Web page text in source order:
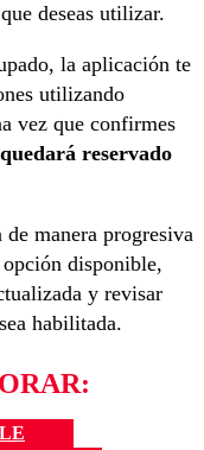
deseas utilizar.
la aplicación te
utilizando
vez que confirmes
reservado
manera progresiva
disponible,
y revisar
habilitada.